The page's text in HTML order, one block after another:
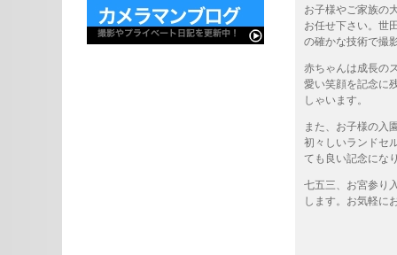
お子様やご家族の
お任せ下さい。世
の確かな技術で撮
赤ちゃんは成長の
愛い笑顔を記念に
しゃいます。
また、お子様の入
初々しいランドセ
ても良い記念にな
七五三、お宮参り
します。お気軽に